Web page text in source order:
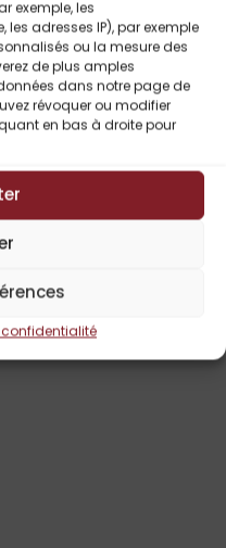
exemple, les
adresses IP), par exemple
ou la mesure des
de plus amples
dans notre page de
révoquer ou modifier
en bas à droite pour
conflictuels
personnelle